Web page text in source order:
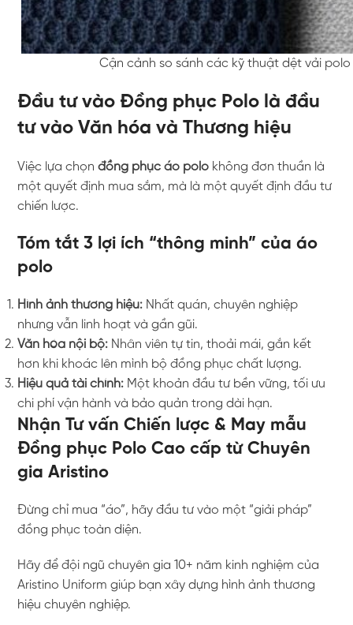
Cận cảnh so sánh các kỹ thuật dệt vải
Đầu tư vào Đồng phục Polo là đầu
tư vào Văn hóa và Thương hiệu
Việc lựa chọnđồng phục áo polo không đơn thuần là
một quyết định mua sắm, mà là một quyết định đầu tư
chiến lược.
Tóm tắt 3 lợi ích “thông minh” của áo
polo
Hình ảnh thương hiệu: Nhất quán, chuyên nghiệp
nhưng vẫn linh hoạt và gần gũi.
Văn hóa nội bộ: Nhân viên tự tin, thoải mái, gắn kết
hơn khi khoác lên mình bộ đồng phục chất lượng.
Hiệu quả tài chính: Một khoản đầu tư bền vững, tối ưu
chi phí vận hành và bảo quản trong dài hạn.
Nhận Tư vấn Chiến lược & May mẫu
Đồng phục Polo Cao cấp từ Chuyên
gia Aristino
Đừng chỉ mua “áo”, hãy đầu tư vào một “giải pháp”
đồng phục toàn diện.
Hãy để đội ngũ chuyên gia 10+ năm kinh nghiệm của
Aristino Uniform giúp bạn xây dựng hình ảnh thương
hiệu chuyên nghiệp.